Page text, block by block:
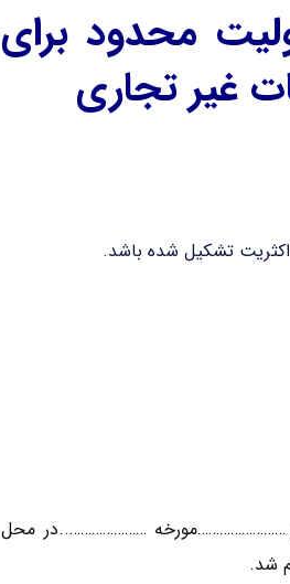
محدود برای
غیر تجاری
اکثریت تشکیل شده باشد.
……………………مورخه …………………..در محل
شد.